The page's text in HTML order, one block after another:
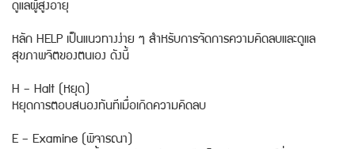
ดูแลผู้สูงอายุ
หลัก HELP เป็นแนวทางง่าย ๆ สำหรับการจัดการความคิดลบและดูแล
สุขภาพจิตของตนเอง ดังนี้
H – Halt (หยุด)
หยุดการตอบสนองทันทีเมื่อเกิดความคิดลบ
E – Examine (พิจารณา)